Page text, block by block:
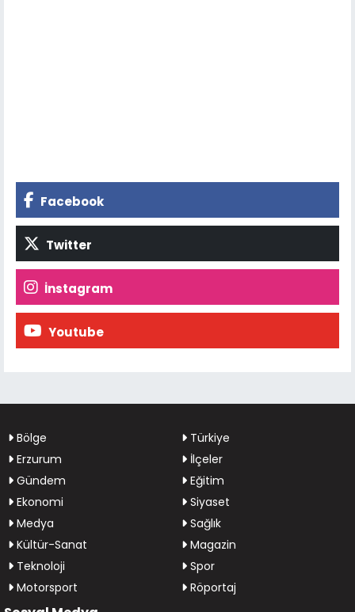
Facebook
Twitter
İnstagram
Youtube
Bölge
Türkiye
Erzurum
İlçeler
Gündem
Eğitim
Ekonomi
Siyaset
Medya
Sağlık
Kültür-Sanat
Magazin
Teknoloji
Spor
Motorsport
Röportaj